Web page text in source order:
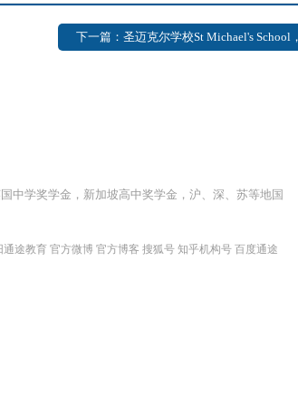
下一篇：圣迈克尔学校St Michael's School
中学奖学金，新加坡高中奖学金，沪、深、苏等地国
通途教育 官方微博 官方博客 搜狐号 知乎机构号 百度通途